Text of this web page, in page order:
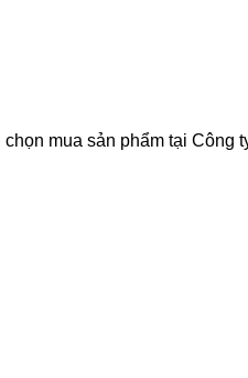
mua sản phẩm tại Công